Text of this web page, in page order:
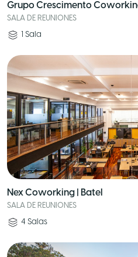
Grupo Crescimento
SALA DE REUNIONES
1 Sala
Nex Coworking | Batel
SALA DE REUNIONES
4 Salas